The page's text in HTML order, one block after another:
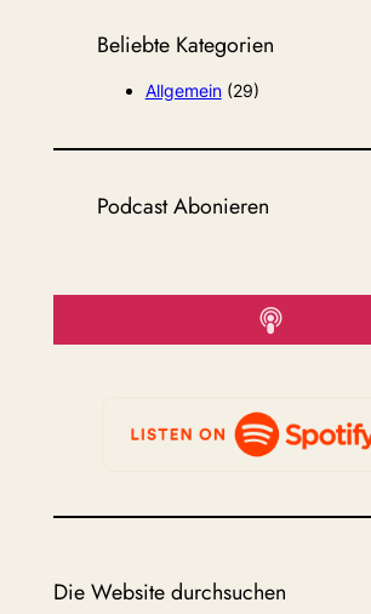
Beliebte Kategorien
Allgemein(29)
Podcast Abonieren
Die Website durchsuchen